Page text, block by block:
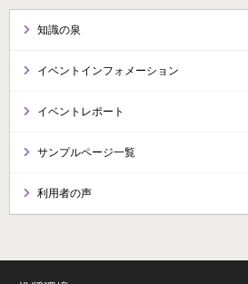
知識の泉
イベントインフォメーション
イベントレポート
サンプルページ一覧
利用者の声